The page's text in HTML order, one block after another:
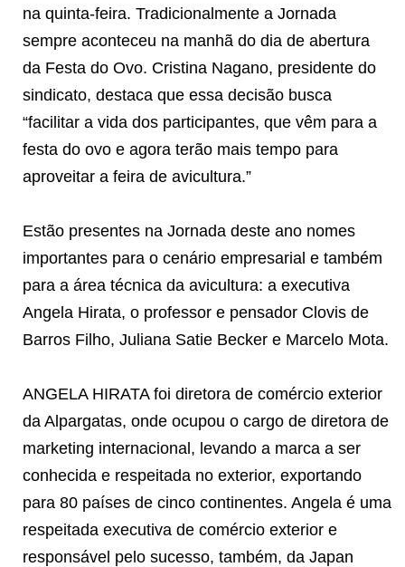
na quinta-feira. Tradicionalmente a Jornada
sempre aconteceu na manhã do dia de abertura
da Festa do Ovo. Cristina Nagano, presidente do
sindicato, destaca que essa decisão busca
“facilitar a vida dos participantes, que vêm para a
festa do ovo e agora terão mais tempo para
aproveitar a feira de avicultura.”
Estão presentes na Jornada deste ano nomes
importantes para o cenário empresarial e também
para a área técnica da avicultura: a executiva
Angela Hirata, o professor e pensador Clovis de
Barros Filho, Juliana Satie Becker e Marcelo Mota.
ANGELA HIRATA foi diretora de comércio exterior
da Alpargatas, onde ocupou o cargo de diretora de
marketing internacional, levando a marca a ser
conhecida e respeitada no exterior, exportando
para 80 países de cinco continentes. Angela é uma
respeitada executiva de comércio exterior e
responsável pelo sucesso, também, da Japan